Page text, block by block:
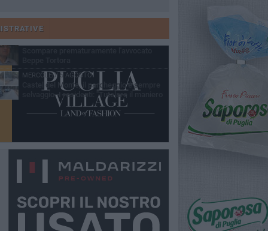
Andria saluta mons. Agostino Superbo:
celebrati i funerali - FOTO
GIOVEDÌ 30 LUGLIO
MERCOLEDÌ 5 AGOSTO
Castel del Monte, il parcheggio é sempre
selvaggio. I residenti: "Tutelare il maniero
e rispetto del paesaggio"